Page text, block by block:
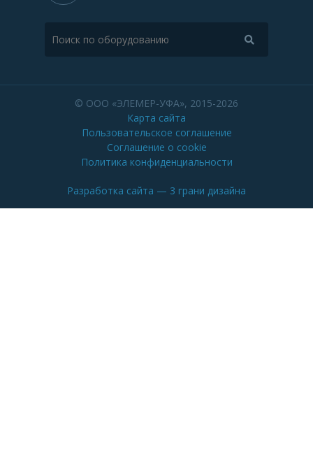
© ООО «ЭЛЕМЕР-УФА», 2015-2026
Карта сайта
Пользовательское соглашение
Соглашение о cookie
Политика конфиденциальности
Разработка сайта — 3 грани дизайна